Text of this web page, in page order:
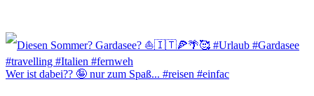
Wer ist dabei?? 🤪 nur zum Spaß... #reisen #einfac